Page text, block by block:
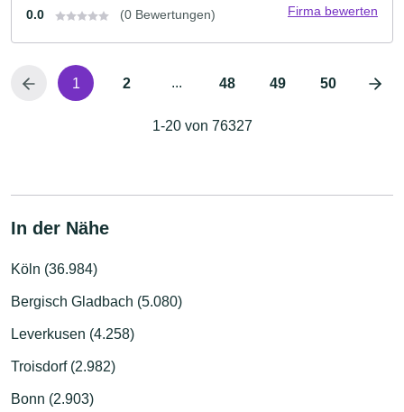
0.0 (0 Bewertungen) Firma bewerten
1 2 ... 48 49 50
1-20 von 76327
In der Nähe
Köln (36.984)
Bergisch Gladbach (5.080)
Leverkusen (4.258)
Troisdorf (2.982)
Bonn (2.903)